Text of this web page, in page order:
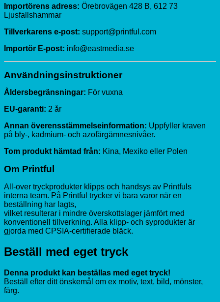
Importörens adress: Örebrovägen 428 B, 612 73
Ljusfallshammar
Tillverkarens e-post: support@printful.com
Importör E-post: info@eastmedia.se
Användningsinstruktioner
Åldersbegränsningar: För vuxna
EU-garanti: 2 år
Annan överensstämmelseinformation: Uppfyller kraven
på bly-, kadmium- och azofärgämnesnivåer.
Tom produkt hämtad från: Kina, Mexiko eller Polen
Om Printful
All-over tryckprodukter klipps och handsys av Printfuls
interna team. På Printful trycker vi bara varor när en
beställning har lagts,
vilket resulterar i mindre överskottslager jämfört med
konventionell tillverkning. Alla klipp- och syprodukter är
gjorda med CPSIA-certifierade bläck.
Beställ med eget tryck
Denna produkt kan beställas med eget tryck!
Beställ efter ditt önskemål om ex motiv, text, bild, mönster,
färg.